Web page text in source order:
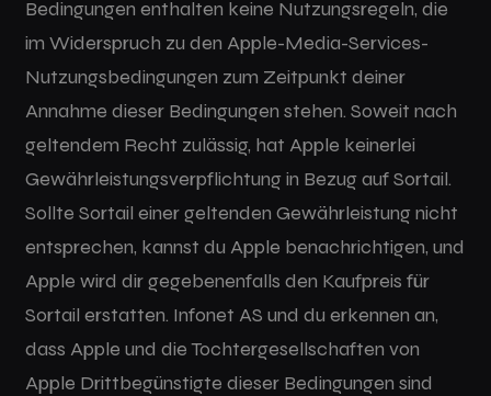
Bedingungen enthalten keine Nutzungsregeln, die
im Widerspruch zu den Apple-Media-Services-
Nutzungsbedingungen zum Zeitpunkt deiner
Annahme dieser Bedingungen stehen. Soweit nach
geltendem Recht zulässig, hat Apple keinerlei
Gewährleistungsverpflichtung in Bezug auf Sortail.
Sollte Sortail einer geltenden Gewährleistung nicht
entsprechen, kannst du Apple benachrichtigen, und
Apple wird dir gegebenenfalls den Kaufpreis für
Sortail erstatten. Infonet AS und du erkennen an,
dass Apple und die Tochtergesellschaften von
Apple Drittbegünstigte dieser Bedingungen sind